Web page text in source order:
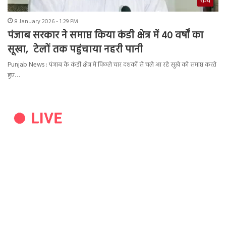
8 January 2026 - 1:29 PM
पंजाब सरकार ने समाप्त किया कंडी क्षेत्र में 40 वर्षों का
सूखा, टेलों तक पहुंचाया नहरी पानी
Punjab News : पंजाब के कंडी क्षेत्र में पिछले चार दशकों से चले आ रहे सूखे को समाप्त करते
हुए…